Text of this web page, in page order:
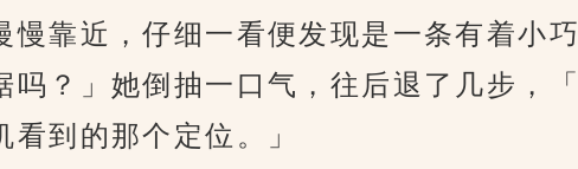
近，仔细一看便发现是一条有着小巧
」她倒抽一口气，往后退了几步，「
看到的那个定位。」